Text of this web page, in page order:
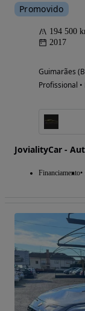
Promovido
194 500
2017
Guimarães
Profissional
JovialityCar -
Financiamento